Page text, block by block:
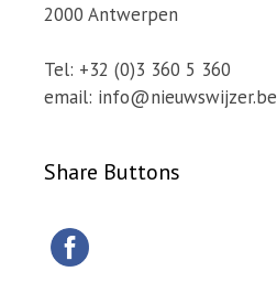
2000 Antwerpen
Tel: +32 (0)3 360 5 360
email: info@nieuwswijzer.be
Share Buttons